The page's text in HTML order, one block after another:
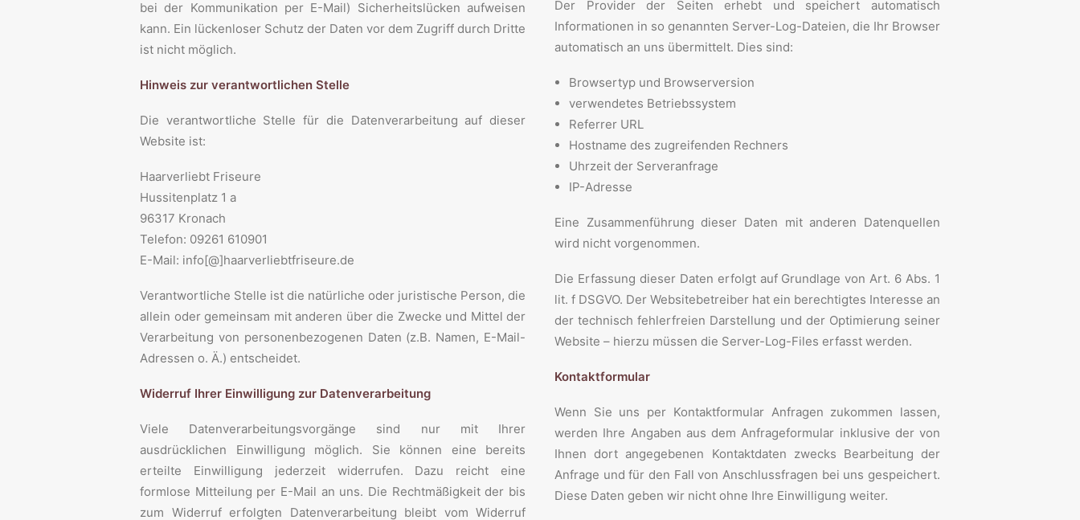
bei der Kommunikation per E-Mail) Sicherheitslücken aufweisen
kann. Ein lückenloser Schutz der Daten vor dem Zugriff durch Dritte
ist nicht möglich.
Hinweis zur verantwortlichen Stelle
Die verantwortliche Stelle für die Datenverarbeitung auf dieser
Website ist:
Haarverliebt Friseure
Hussitenplatz 1 a
96317 Kronach
Telefon: 09261 610901
E-Mail: info[@]haarverliebtfriseure.de
Verantwortliche Stelle ist die natürliche oder juristische Person, die
allein oder gemeinsam mit anderen über die Zwecke und Mittel der
Verarbeitung von personenbezogenen Daten (z.B. Namen, E-Mail-
Adressen o. Ä.) entscheidet.
Widerruf Ihrer Einwilligung zur Datenverarbeitung
Viele Datenverarbeitungsvorgänge sind nur mit Ihrer
ausdrücklichen Einwilligung möglich. Sie können eine bereits
erteilte Einwilligung jederzeit widerrufen. Dazu reicht eine
formlose Mitteilung per E-Mail an uns. Die Rechtmäßigkeit der bis
zum Widerruf erfolgten Datenverarbeitung bleibt vom Widerruf
Der Provider der Seiten erhebt und speichert automatisch
Informationen in so genannten Server-Log-Dateien, die Ihr Browser
automatisch an uns übermittelt. Dies sind:
Browsertyp und Browserversion
verwendetes Betriebssystem
Referrer URL
Hostname des zugreifenden Rechners
Uhrzeit der Serveranfrage
IP-Adresse
Eine Zusammenführung dieser Daten mit anderen Datenquellen
wird nicht vorgenommen.
Die Erfassung dieser Daten erfolgt auf Grundlage von Art. 6 Abs. 1
lit. f DSGVO. Der Websitebetreiber hat ein berechtigtes Interesse an
der technisch fehlerfreien Darstellung und der Optimierung seiner
Website – hierzu müssen die Server-Log-Files erfasst werden.
Kontaktformular
Wenn Sie uns per Kontaktformular Anfragen zukommen lassen,
werden Ihre Angaben aus dem Anfrageformular inklusive der von
Ihnen dort angegebenen Kontaktdaten zwecks Bearbeitung der
Anfrage und für den Fall von Anschlussfragen bei uns gespeichert.
Diese Daten geben wir nicht ohne Ihre Einwilligung weiter.